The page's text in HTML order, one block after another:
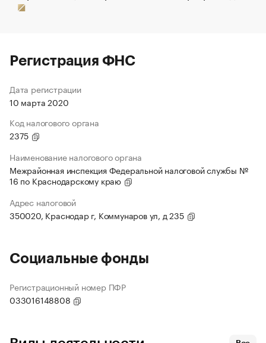
Регистрация ФНС
Дата регистрации
10 марта 2020
Код налогового органа
2375
Наименование налогового органа
Межрайонная инспекция Федеральной налоговой службы №
16 по Краснодарскому краю
Адрес налоговой
350020, Краснодар г, Коммунаров ул, д 235
Социальные фонды
Регистрационный номер ПФР
033016148808